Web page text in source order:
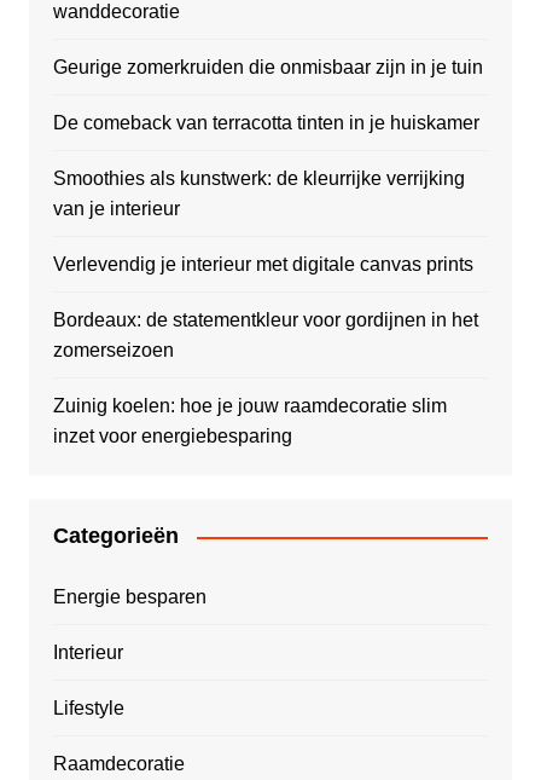
wanddecoratie
Geurige zomerkruiden die onmisbaar zijn in je tuin
De comeback van terracotta tinten in je huiskamer
Smoothies als kunstwerk: de kleurrijke verrijking
van je interieur
Verlevendig je interieur met digitale canvas prints
Bordeaux: de statementkleur voor gordijnen in het
zomerseizoen
Zuinig koelen: hoe je jouw raamdecoratie slim
inzet voor energiebesparing
Categorieën
Energie besparen
Interieur
Lifestyle
Raamdecoratie